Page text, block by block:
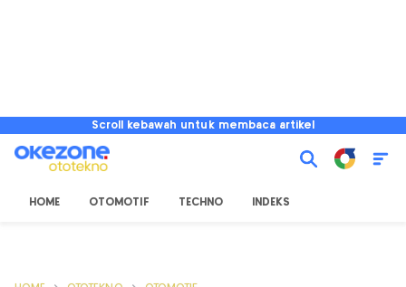
Scroll kebawah untuk membaca artikel
HOME OTOMOTIF TECHNO INDEKS